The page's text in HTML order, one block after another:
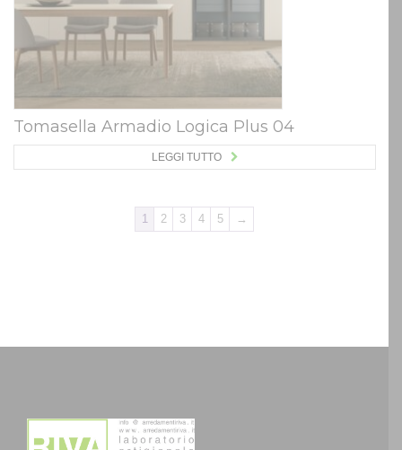
Tomasella Armadio Logica Plus 04
LEGGI TUTTO
1 2 3 4 5 →